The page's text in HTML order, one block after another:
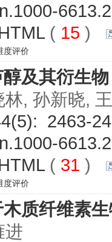
( 15 )
度评价
及其衍生物
, 孙新晓,
2463-
( 31 )
度评价
质纤维素
进